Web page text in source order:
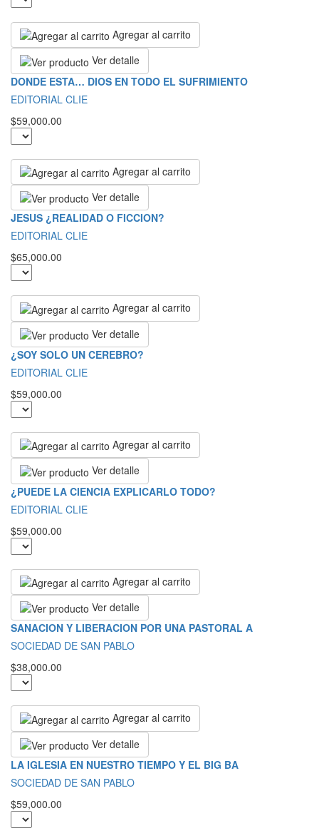
Agregar al carrito
Ver detalle
DONDE ESTA… DIOS EN TODO EL SUFRIMIENTO
EDITORIAL CLIE
$59,000.00
Agregar al carrito
Ver detalle
JESUS ¿REALIDAD O FICCION?
EDITORIAL CLIE
$65,000.00
Agregar al carrito
Ver detalle
¿SOY SOLO UN CEREBRO?
EDITORIAL CLIE
$59,000.00
Agregar al carrito
Ver detalle
¿PUEDE LA CIENCIA EXPLICARLO TODO?
EDITORIAL CLIE
$59,000.00
Agregar al carrito
Ver detalle
SANACION Y LIBERACION POR UNA PASTORAL A
SOCIEDAD DE SAN PABLO
$38,000.00
Agregar al carrito
Ver detalle
LA IGLESIA EN NUESTRO TIEMPO Y EL BIG BA
SOCIEDAD DE SAN PABLO
$59,000.00